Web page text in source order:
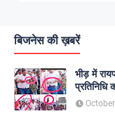
बिजनेस की ख़बरें
भीड़ में
प्रतिनिधि
media